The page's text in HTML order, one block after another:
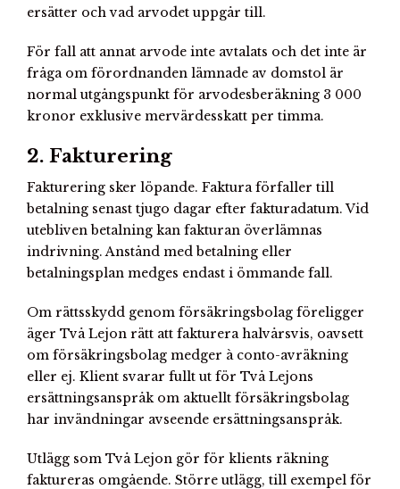
ersätter och vad arvodet uppgår till.
För fall att annat arvode inte avtalats och det inte är
fråga om förordnanden lämnade av domstol är
normal utgångspunkt för arvodesberäkning 3 000
kronor exklusive mervärdesskatt per timma.
2. Fakturering
Fakturering sker löpande. Faktura förfaller till
betalning senast tjugo dagar efter fakturadatum. Vid
utebliven betalning kan fakturan överlämnas
indrivning. Anstånd med betalning eller
betalningsplan medges endast i ömmande fall.
Om rättsskydd genom försäkringsbolag föreligger
äger Två Lejon rätt att fakturera halvårsvis, oavsett
om försäkringsbolag medger à conto-avräkning
eller ej. Klient svarar fullt ut för Två Lejons
ersättningsanspråk om aktuellt försäkringsbolag
har invändningar avseende ersättningsanspråk.
Utlägg som Två Lejon gör för klients räkning
faktureras omgående. Större utlägg, till exempel för